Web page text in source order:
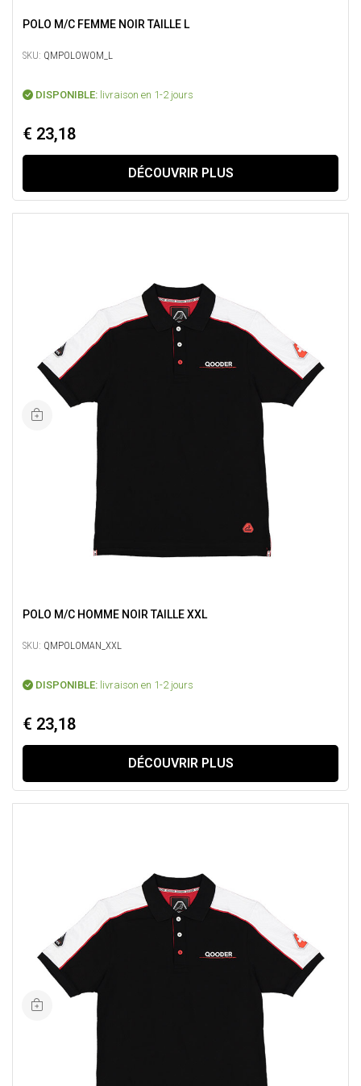
POLO M/C FEMME NOIR TAILLE L
SKU: QMPOLOWOM_L
DISPONIBLE: livraison en 1-2 jours
€ 23,18
DÉCOUVRIR PLUS
POLO M/C HOMME NOIR TAILLE XXL
SKU: QMPOLOMAN_XXL
DISPONIBLE: livraison en 1-2 jours
€ 23,18
DÉCOUVRIR PLUS